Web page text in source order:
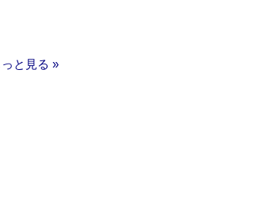
っと見る »